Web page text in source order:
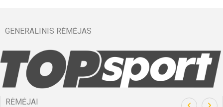
GENERALINIS RĖMĖJAS
RĖMĖJAI